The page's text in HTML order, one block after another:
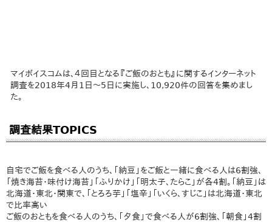
マイボイスコムは、４回目となる『ご飯のおとも』に関するインターネット
調査を2018年4月1日～5日に実施し、10,920件の回答を集めまし
た。
調査結果TOPICS
自宅でご飯を食べる人のうち、「納豆」をご飯と一緒に食べる人は6割強、
「焼き海苔・味付け海苔」「ふりかけ」「明太子、たらこ」が各4割。「納豆」は
北海道・東北・関東で、「とろろ芋」「塩辛」「いくら、すじこ」は北海道・東北
で比率高い
ご飯のおともを食べる人のうち、「夕食」で食べる人が6割強、「朝食」4割